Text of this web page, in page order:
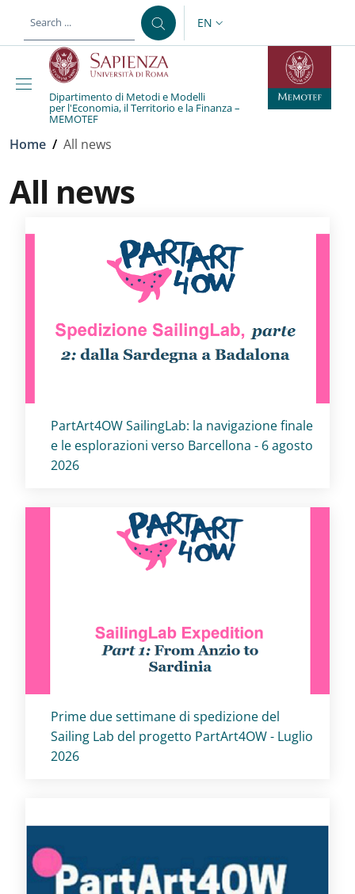
LANGUAGE SWITCHER:
EN
Dipartimento di Metodi e Modelli
per l'Economia, il Territorio e la Finanza –
MEMOTEF
Breadcrumb
Home / All news
All news
Titolo card:
PartArt4OW SailingLab: la navigazione finale
e le esplorazioni verso Barcellona - 6 agosto
2026
Titolo card:
Prime due settimane di spedizione del
Sailing Lab del progetto PartArt4OW - Luglio
2026